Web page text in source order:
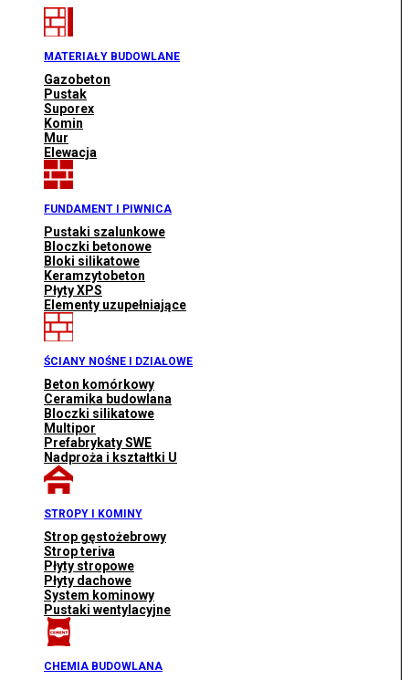
MATERIAŁY BUDOWLANE
Gazobeton
Pustak
Suporex
Komin
Mur
Elewacja
FUNDAMENT I PIWNICA
Pustaki szalunkowe
Bloczki betonowe
Bloki silikatowe
Keramzytobeton
Płyty XPS
Elementy uzupełniające
ŚCIANY NOŚNE I DZIAŁOWE
Beton komórkowy
Ceramika budowlana
Bloczki silikatowe
Multipor
Prefabrykaty SWE
Nadproża i kształtki U
STROPY I KOMINY
Strop gęstożebrowy
Strop teriva
Płyty stropowe
Płyty dachowe
System kominowy
Pustaki wentylacyjne
CHEMIA BUDOWLANA